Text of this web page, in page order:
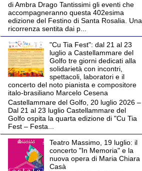
di Ambra Drago Tantissimi gli eventi che
accompagneranno questa 402esima
edizione del Festino di Santa Rosalia. Una
ricorrenza sentita dai p...
"Cu Tia Fest": dal 21 al 23
luglio a Castellammare del
Golfo tre giorni dedicati alla
solidarietà con incontri,
spettacoli, laboratori e il
concerto del noto pianista e compositore
italo-brasiliano Marcelo Cesena
Castellammare del Golfo, 20 luglio 2026 –
Dal 21 al 23 luglio Castellammare del
Golfo ospita la quarta edizione di "Cu Tia
Fest – Festa...
Teatro Massimo, 19 luglio: il
concerto "In Memoria" e la
nuova opera di Maria Chiara
Casà